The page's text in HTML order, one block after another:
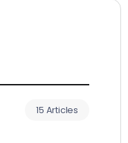
15 Articles